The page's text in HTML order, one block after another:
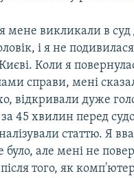
мене викликали в
і я не
Коли я
справи, мені
відкривали дуже
45 хвилин перед
статтю. Я
було, але мені не
того, як